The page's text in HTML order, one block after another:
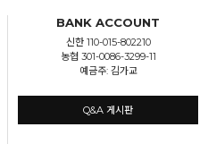
BANK ACCOUNT
신한 110-015-802210
농협 301-0086-3299-11
예금주: 김가교
Q&A 게시판